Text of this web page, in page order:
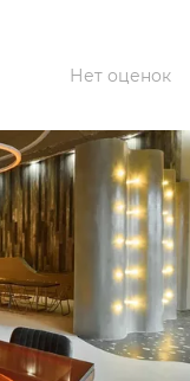
Нет оценок